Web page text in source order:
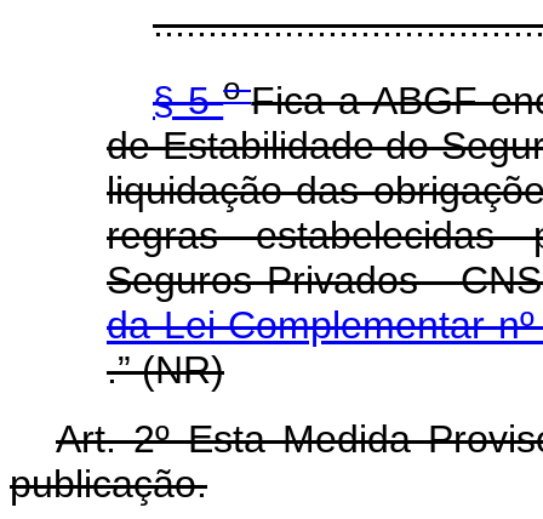
§ 5oFica a ABGF
de Estabilidade do
liquidação das
regras
Seguros Privados -
da Lei Complementar
.” (NR)
Art. 2º Esta Medida
publicação.